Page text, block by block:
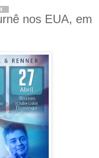
nos EUA, em